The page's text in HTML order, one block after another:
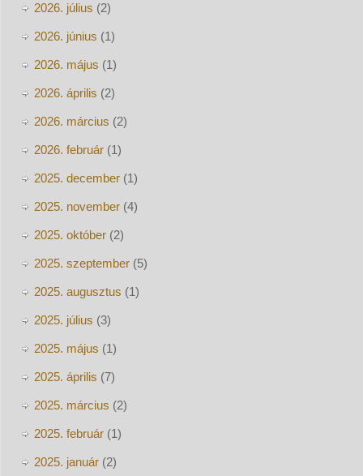
2026. július (2)
2026. június (1)
2026. május (1)
2026. április (2)
2026. március (2)
2026. február(1)
2025. december(1)
2025. november(4)
2025. október(2)
2025. szeptember(5)
2025. augusztus (1)
2025. július (3)
2025. május (1)
2025. április (7)
2025. március (2)
2025. február(1)
2025. január(2)